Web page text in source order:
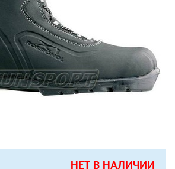
НЕТ В НАЛИЧИИ